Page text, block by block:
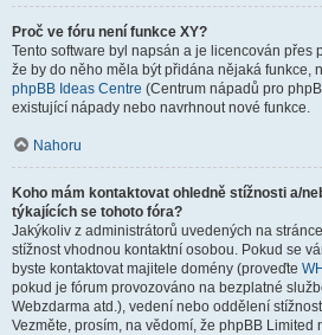
Proč ve fóru není funkce XY?
Tento software byl napsán a je licencován přes
že by do něho měla být přidána nějaká funkce,
phpBB Ideas Centre (Centrum nápadů pro
existující nápady nebo navrhnout nové funkce.
Nahoru
Koho mám kontaktovat ohledně stížnosti a/
týkajících se tohoto fóra?
Jakýkoliv z administrátorů uvedených na
stížnost vhodnou kontaktní osobou. Pokud se
byste kontaktovat majitele domény (proveďte
pokud je fórum provozováno na bezplatné
Webzdarma atd.), vedení nebo oddělení
Vezměte, prosím, na vědomí, že phpBB Limited